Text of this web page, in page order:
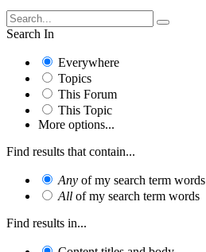
Search In
Everywhere
Topics
This Forum
This Topic
More options...
Find results that contain...
Any of my search term words
All of my search term words
Find results in...